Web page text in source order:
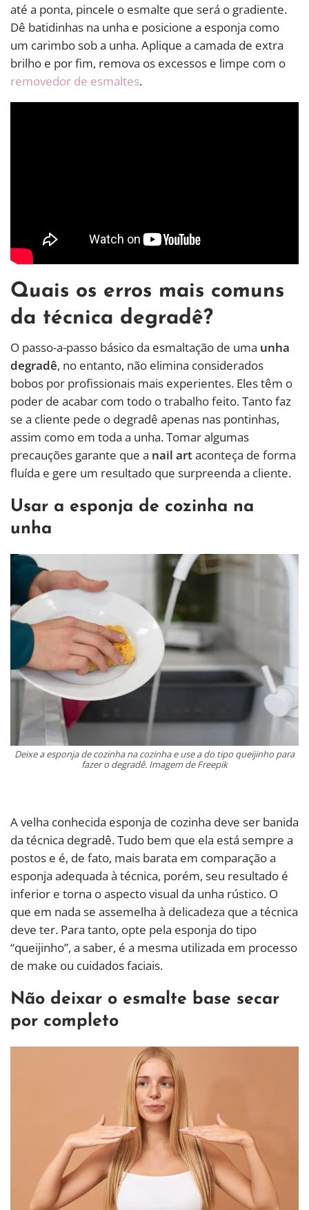
até a ponta, pincele o esmalte que será o gradiente.
Dê batidinhas na unha e posicione a esponja como
um carimbo sob a unha. Aplique a camada de extra
brilho e por fim, remova os excessos e limpe com o
removedor de esmaltes.
Quais os erros mais comuns
da técnica degradê?
O passo-a-passo básico da esmaltação de uma unha
degradê, no entanto, não elimina considerados
bobos por profissionais mais experientes. Eles têm o
poder de acabar com todo o trabalho feito. Tanto faz
se a cliente pede o degradê apenas nas pontinhas,
assim como em toda a unha. Tomar algumas
precauções garante que a nail artaconteça de forma
fluída e gere um resultado que surpreenda a cliente.
Usar a esponja de cozinha na
unha
Deixe a esponja de cozinha na cozinha e use a do tipo queijinho para
fazer o degradê. Imagem de Freepik
A velha conhecida esponja de cozinha deve ser banida
da técnica degradê. Tudo bem que ela está sempre a
postos e é, de fato, mais barata em comparação a
esponja adequada à técnica, porém, seu resultado é
inferior e torna o aspecto visual da unha rústico. O
que em nada se assemelha à delicadeza que a técnica
deve ter. Para tanto, opte pela esponja do tipo
“queijinho”, a saber, é a mesma utilizada em processo
de make ou cuidados faciais.
Não deixar o esmalte base secar
por completo